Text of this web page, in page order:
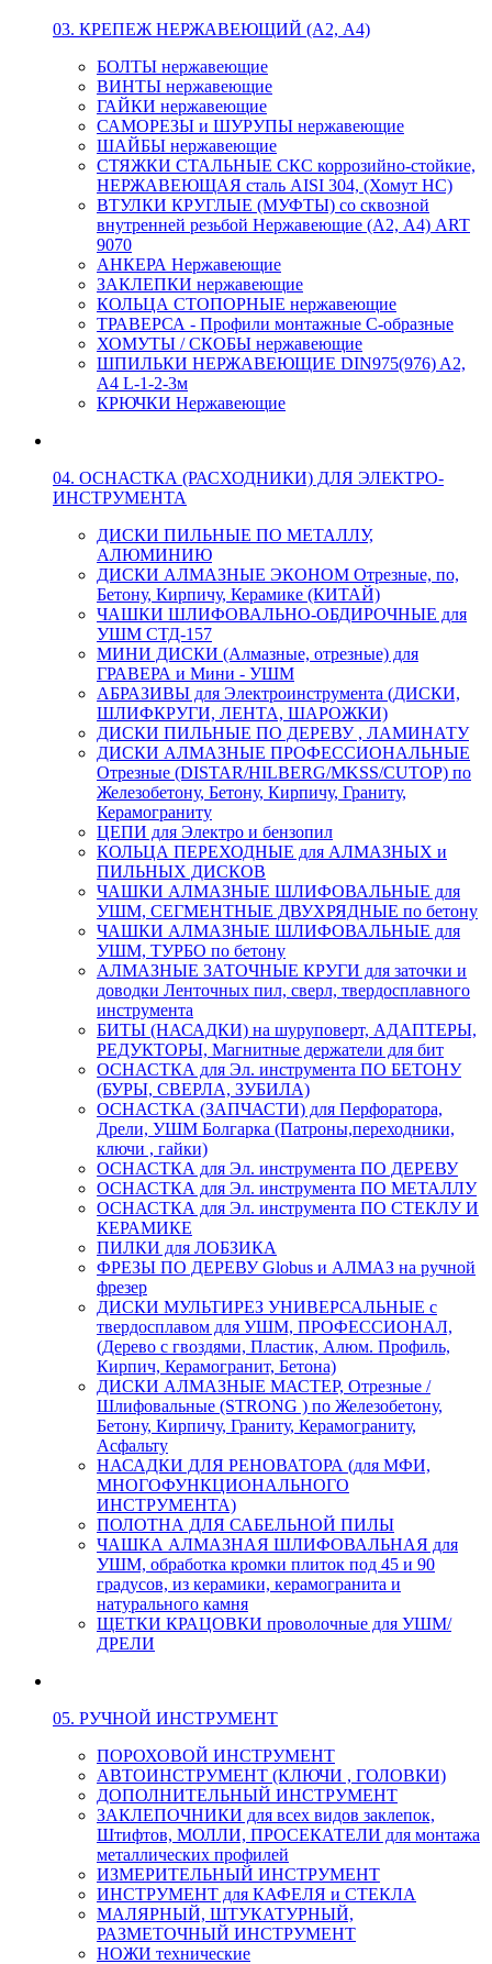
03. КРЕПЕЖ НЕРЖАВЕЮЩИЙ (А2, А4)
БОЛТЫ нержавеющие
ВИНТЫ нержавеющие
ГАЙКИ нержавеющие
САМОРЕЗЫ и ШУРУПЫ нержавеющие
ШАЙБЫ нержавеющие
СТЯЖКИ СТАЛЬНЫЕ СКС коррозийно-стойкие,
НЕРЖАВЕЮЩАЯ сталь AISI 304, (Хомут НС)
ВТУЛКИ КРУГЛЫЕ (МУФТЫ) со сквозной
внутренней резьбой Нержавеющие (А2, А4) ART
9070
АНКЕРА Нержавеющие
ЗАКЛЕПКИ нержавеющие
КОЛЬЦА СТОПОРНЫЕ нержавеющие
ТРАВЕРСА - Профили монтажные С-образные
ХОМУТЫ / СКОБЫ нержавеющие
ШПИЛЬКИ НЕРЖАВЕЮЩИЕ DIN975(976) A2,
А4 L-1-2-3м
КРЮЧКИ Нержавеющие
04. ОСНАСТКА (РАСХОДНИКИ) ДЛЯ ЭЛЕКТРО-
ИНСТРУМЕНТА
ДИСКИ ПИЛЬНЫЕ ПО МЕТАЛЛУ,
АЛЮМИНИЮ
ДИСКИ АЛМАЗНЫЕ ЭКОНОМ Отрезные, по,
Бетону, Кирпичу, Керамике (КИТАЙ)
ЧАШКИ ШЛИФОВАЛЬНО-ОБДИРОЧНЫЕ для
УШМ СТД-157
МИНИ ДИСКИ (Алмазные, отрезные) для
ГРАВЕРА и Мини - УШМ
АБРАЗИВЫ для Электроинструмента (ДИСКИ,
ШЛИФКРУГИ, ЛЕНТА, ШАРОЖКИ)
ДИСКИ ПИЛЬНЫЕ ПО ДЕРЕВУ , ЛАМИНАТУ
ДИСКИ АЛМАЗНЫЕ ПРОФЕССИОНАЛЬНЫЕ
Отрезные (DISTAR/HILBERG/MKSS/CUTOP) по
Железобетону, Бетону, Кирпичу, Граниту,
Керамограниту
ЦЕПИ для Электро и бензопил
КОЛЬЦА ПЕРЕХОДНЫЕ для АЛМАЗНЫХ и
ПИЛЬНЫХ ДИСКОВ
ЧАШКИ АЛМАЗНЫЕ ШЛИФОВАЛЬНЫЕ для
УШМ, СЕГМЕНТНЫЕ ДВУХРЯДНЫЕ по бетону
ЧАШКИ АЛМАЗНЫЕ ШЛИФОВАЛЬНЫЕ для
УШМ, ТУРБО по бетону
АЛМАЗНЫЕ ЗАТОЧНЫЕ КРУГИ для заточки и
доводки Ленточных пил, сверл, твердосплавного
инструмента
БИТЫ (НАСАДКИ) на шуруповерт, АДАПТЕРЫ,
РЕДУКТОРЫ, Магнитные держатели для бит
ОСНАСТКА для Эл. инструмента ПО БЕТОНУ
(БУРЫ, СВЕРЛА, ЗУБИЛА)
ОСНАСТКА (ЗАПЧАСТИ) для Перфоратора,
Дрели, УШМ Болгарка (Патроны,переходники,
ключи , гайки)
ОСНАСТКА для Эл. инструмента ПО ДЕРЕВУ
ОСНАСТКА для Эл. инструмента ПО МЕТАЛЛУ
ОСНАСТКА для Эл. инструмента ПО СТЕКЛУ И
КЕРАМИКЕ
ПИЛКИ для ЛОБЗИКА
ФРЕЗЫ ПО ДЕРЕВУ Globus и АЛМАЗ на ручной
фрезер
ДИСКИ МУЛЬТИРЕЗ УНИВЕРСАЛЬНЫЕ с
твердосплавом для УШМ, ПРОФЕССИОНАЛ,
(Дерево с гвоздями, Пластик, Алюм. Профиль,
Кирпич, Керамогранит, Бетона)
ДИСКИ АЛМАЗНЫЕ МАСТЕР, Отрезные /
Шлифовальные (STRONG ) по Железобетону,
Бетону, Кирпичу, Граниту, Керамограниту,
Асфальту
НАСАДКИ ДЛЯ РЕНОВАТОРА (для МФИ,
МНОГОФУНКЦИОНАЛЬНОГО
ИНСТРУМЕНТА)
ПОЛОТНА ДЛЯ САБЕЛЬНОЙ ПИЛЫ
ЧАШКА АЛМАЗНАЯ ШЛИФОВАЛЬНАЯ для
УШМ, обработка кромки плиток под 45 и 90
градусов, из керамики, керамогранита и
натурального камня
ЩЕТКИ КРАЦОВКИ проволочные для УШМ/
ДРЕЛИ
05. РУЧНОЙ ИНСТРУМЕНТ
ПОРОХОВОЙ ИНСТРУМЕНТ
АВТОИНСТРУМЕНТ (КЛЮЧИ , ГОЛОВКИ)
ДОПОЛНИТЕЛЬНЫЙ ИНСТРУМЕНТ
ЗАКЛЕПОЧНИКИ для всех видов заклепок,
Штифтов, МОЛЛИ, ПРОСЕКАТЕЛИ для монтажа
металлических профилей
ИЗМЕРИТЕЛЬНЫЙ ИНСТРУМЕНТ
ИНСТРУМЕНТ для КАФЕЛЯ и СТЕКЛА
МАЛЯРНЫЙ, ШТУКАТУРНЫЙ,
РАЗМЕТОЧНЫЙ ИНСТРУМЕНТ
НОЖИ технические